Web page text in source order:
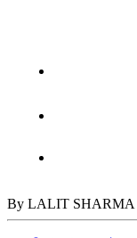
By LALIT SHARMA